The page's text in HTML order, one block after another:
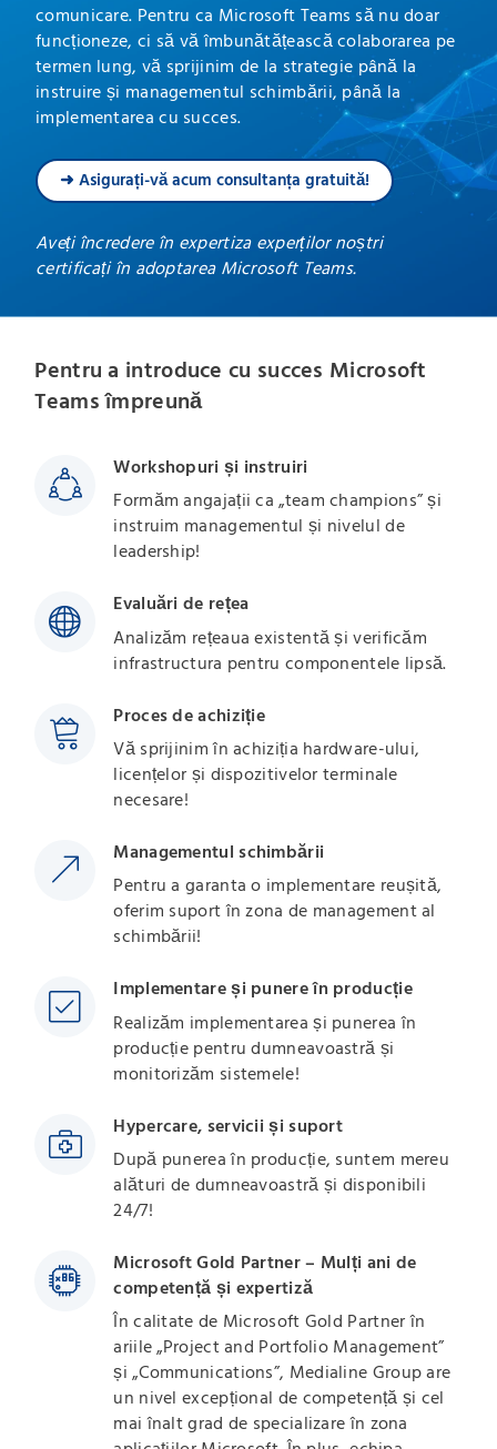
comunicare. Pentru ca Microsoft Teams să nu doar
funcționeze, ci să vă îmbunătățească colaborarea pe
termen lung, vă sprijinim de la strategie până la
instruire și managementul schimbării, până la
implementarea cu succes.
➜ Asigurați-vă acum consultanța gratuită!
Aveți încredere în expertiza experților noștri
certificați în adoptarea Microsoft Teams.
Pentru a introduce cu succes Microsoft
Teams împreună
Workshopuri și instruiri
Formăm angajații ca „team champions” și
instruim managementul și nivelul de
leadership!
Evaluări de rețea
Analizăm rețeaua existentă și verificăm
infrastructura pentru componentele lipsă.
Proces de achiziție
Vă sprijinim în achiziția hardware-ului,
licențelor și dispozitivelor terminale
necesare!
Managementul schimbării
Pentru a garanta o implementare reușită,
oferim suport în zona de management al
schimbării!
Implementare și punere în producție
Realizăm implementarea și punerea în
producție pentru dumneavoastră și
monitorizăm sistemele!
Hypercare, servicii și suport
După punerea în producție, suntem mereu
alături de dumneavoastră și disponibili
24/7!
Microsoft Gold Partner – Mulți ani de
competență și expertiză
În calitate de Microsoft Gold Partner în
ariile „Project and Portfolio Management”
și „Communications”, Medialine Group are
un nivel excepțional de competență și cel
mai înalt grad de specializare în zona